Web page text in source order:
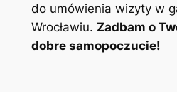
do umówienia wizyty w
Wrocławiu. Zadbam o
dobre samopoczucie!